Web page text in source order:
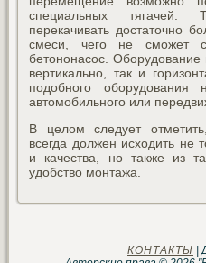
специальных тягачей.
перекачивать достаточно
смеси, чего не сможет
бетононасос. Оборудование
вертикально, так и
подобного
автомобильного или
В целом следует
всегда должен исходить не
и качества, но также из
удобство монтажа.
КОНТАКТЫ |